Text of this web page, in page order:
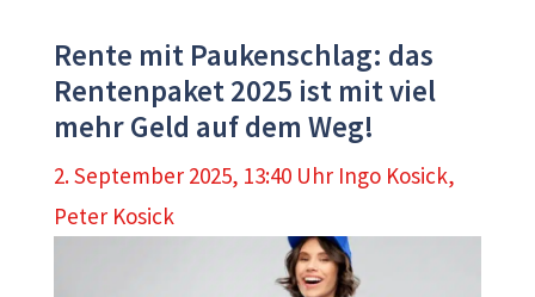
Rente mit Paukenschlag: das
Rentenpaket 2025 ist mit viel
mehr Geld auf dem Weg!
2. September 2025, 13:40 Uhr Ingo Kosick,
Peter Kosick